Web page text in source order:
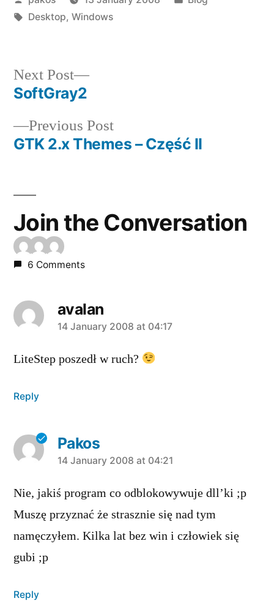
by
Tags:
Desktop, Windows
Post
navigation
Previous PostPrevious
post:
GTK 2.x Themes – Część II
Next Post
Next
SoftGray2
Join the Conversation
6 Comments
avalan
says:
14 January 2008 at 04:17
LiteStep poszedł w ruch?
Reply
Pakos
says:
14 January 2008 at 04:21
Nie, jakiś program co odblokowywuje dll’ki ;p
Muszę przyznać że strasznie się nad tym
namęczyłem. Kilka lat bez win i człowiek się
gubi ;p
Reply